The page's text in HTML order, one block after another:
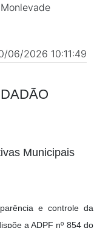
06/2026 10:11:49
Municipais
e controle da
a ADPF nº 854 do